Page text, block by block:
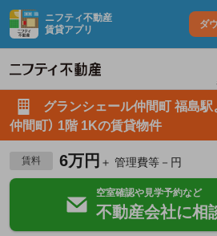
ニフティ不動産
賃貸アプリ
ダ
グランシェール仲間町 福島駅
仲間町） 1階 1Kの賃貸物件
賃料 6万円 ＋ 管理費等－円
空室確認や見学予約など
不動産会社に相